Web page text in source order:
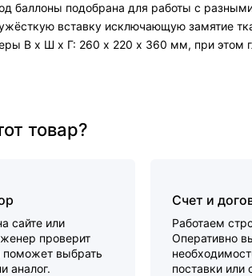
баллоны подобрана для работы с
вставку исключающую замятие
В х Ш х Г: 260 х 220 х 360 мм, при этом
товар?
сайте или
проверит
выбрать
аналог.
Счет и
Работаем
Оперативно
поставки или